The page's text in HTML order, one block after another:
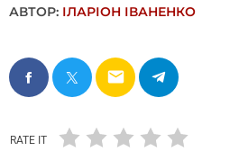
АВТОР: ІЛАРІОН ІВАНЕНКО
email
RATE IT